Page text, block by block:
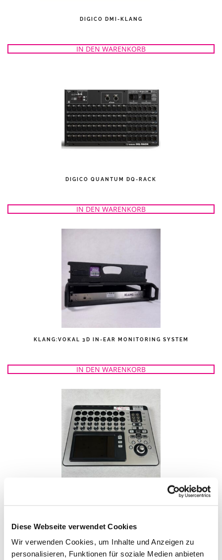
Diese Webseite verwendet Cookies
Wir verwenden Cookies, um Inhalte und Anzeigen zu
personalisieren, Funktionen für soziale Medien anbieten
DIGICO DMI-KLANG
IN DEN WARENKORB
DIGICO QUANTUM DQ-RACK
IN DEN WARENKORB
KLANG:VOKAL 3D IN-EAR MONITORING SYSTEM
IN DEN WARENKORB
QSC TOUCHMIX-16 DIGITAL-KOMPAKTMIXER
IN DEN WARENKORB